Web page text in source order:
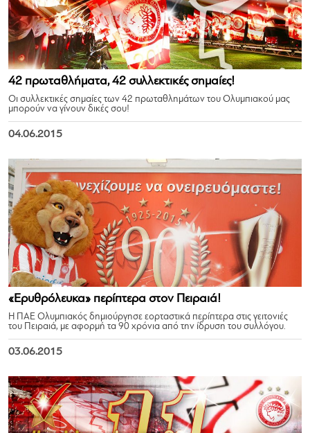
42 πρωταθλήματα, 42 συλλεκτικές σημαίες!
Οι συλλεκτικές σημαίες των 42 πρωταθλημάτων του Ολυμπιακού μας
μπορούν να γίνουν δικές σου!
04.06.2015
«Ερυθρόλευκα» περίπτερα στον Πειραιά!
Η ΠΑΕ Ολυμπιακός δημιούργησε εορταστικά περίπτερα στις γειτονιές
του Πειραιά, με αφορμή τα 90 χρόνια από την ίδρυση του συλλόγου.
03.06.2015